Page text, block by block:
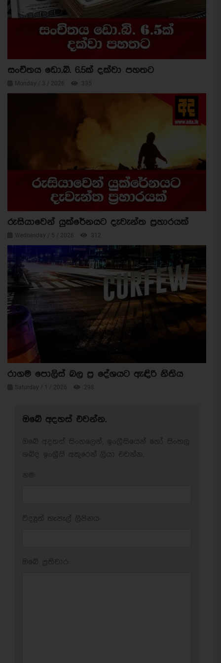
සංචිතය ඩො.බි. 6.5ක් දක්වා පහතට
Monday / 3 / 2026 335
රුසියාවෙන් යුක්රේනයට දැවැන්ත ප්‍රහාරයක්
Wednesday / 5 / 2026 312
රාගම පොලිස් බල ප්‍ර දේශයට ඇඳිරි නිතිය
Saturday / 1 / 2026 298
ඔබේ අදහස් එවන්න.